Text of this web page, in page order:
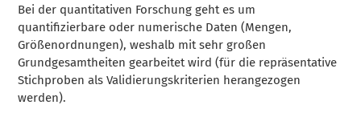
Bei der quantitativen Forschung geht es um
quantifizierbare oder numerische Daten (Mengen,
Größenordnungen), weshalb mit sehr großen
Grundgesamtheiten gearbeitet wird (für die repräsentative
Stichproben als Validierungskriterien herangezogen
werden).